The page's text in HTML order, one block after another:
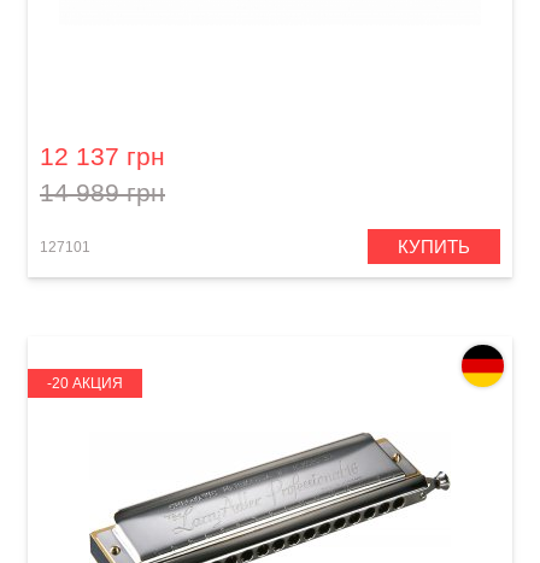
12 137 грн
14 989 грн
127101 КУПИТЬ
-20 АКЦИЯ